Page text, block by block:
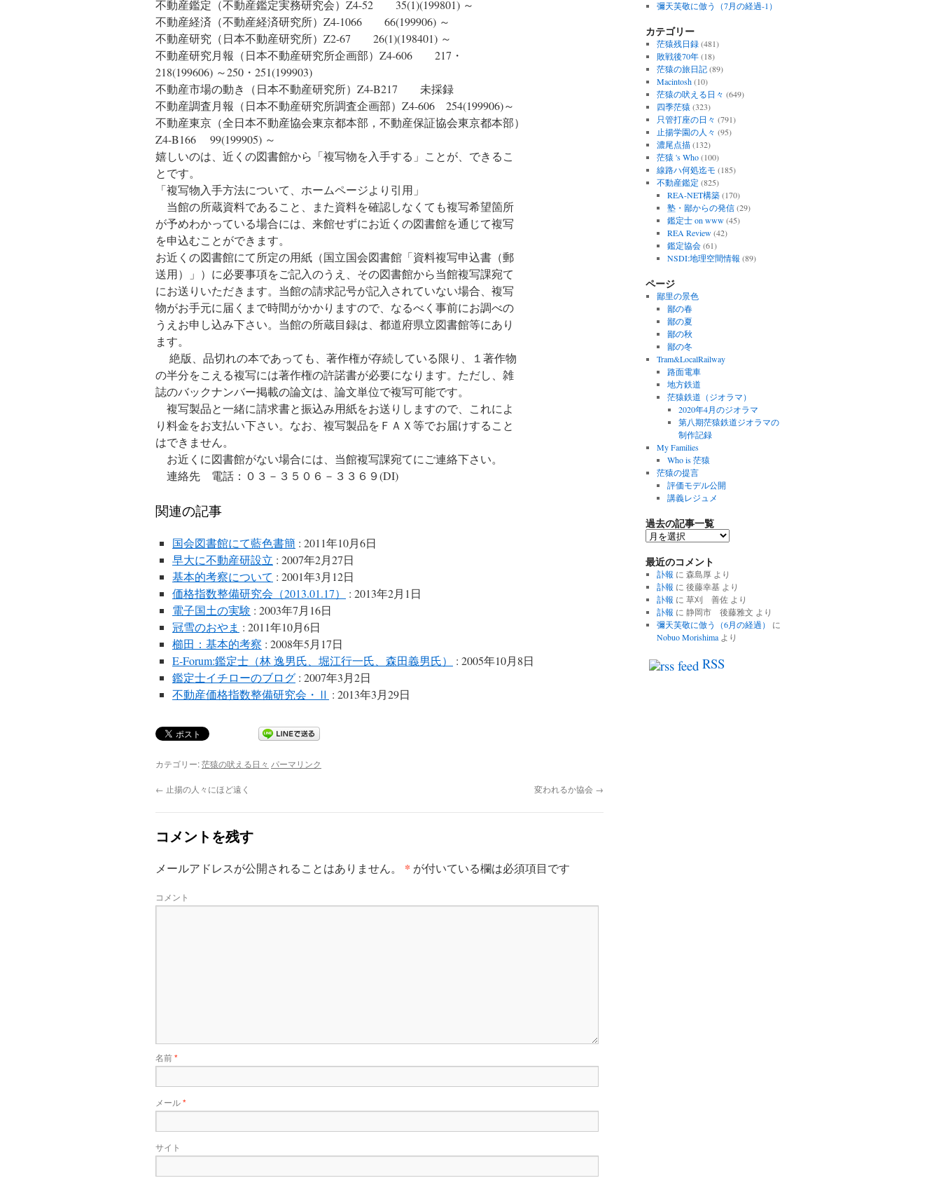
不動産鑑定（不動産鑑定実務研究会）Z4-52 35(1)(199801) ～
不動産経済（不動産経済研究所）Z4-1066 66(199906) ～
不動産研究（日本不動産研究所）Z2-67 26(1)(198401) ～
不動産研究月報（日本不動産研究所企画部）Z4-606 217・
218(199606) ～250・251(199903)
不動産市場の動き（日本不動産研究所）Z4-B217 未採録
不動産調査月報（日本不動産研究所調査企画部）Z4-606 254(199906)～
不動産東京（全日本不動産協会東京都本部，不動産保証協会東京都本部）
Z4-B166 99(199905) ～
嬉しいのは、近くの図書館から「複写物を入手する」ことが、できるこ
とです。
「複写物入手方法について、ホームページより引用」
当館の所蔵資料であること、また資料を確認しなくても複写希望箇所
が予めわかっている場合には、来館せずにお近くの図書館を通じて複写
を申込むことができます。
お近くの図書館にて所定の用紙（国立国会図書館「資料複写申込書（郵
送用）」）に必要事項をご記入のうえ、その図書館から当館複写課宛て
にお送りいただきます。当館の請求記号が記入されていない場合、複写
物がお手元に届くまで時間がかかりますので、なるべく事前にお調べの
うえお申し込み下さい。当館の所蔵目録は、都道府県立図書館等にあり
ます。
絶版、品切れの本であっても、著作権が存続している限り、１著作物
の半分をこえる複写には著作権の許諾書が必要になります。ただし、雑
誌のバックナンバー掲載の論文は、論文単位で複写可能です。
複写製品と一緒に請求書と振込み用紙をお送りしますので、これによ
り料金をお支払い下さい。なお、複写製品をＦＡＸ等でお届けすること
はできません。
お近くに図書館がない場合には、当館複写課宛てにご連絡下さい。
連絡先 電話：０３－３５０６－３３６９(DI)
関連の記事
国会図書館にて藍色書簡 : 2011年10月6日
早大に不動産研設立 : 2007年2月27日
基本的考察について : 2001年3月12日
価格指数整備研究会（2013.01.17）
: 2013年2月1日
電子国土の実験 : 2003年7月16日
冠雪のおやま : 2011年10月6日
櫛田：基本的考察 : 2008年5月17日
E-Forum:鑑定士（林 逸男氏、堀江行一氏、森田義男氏）
: 2005年10月8日
鑑定士イチローのブログ : 2007年3月2日
不動産価格指数整備研究会・Ⅱ : 2013年3月29日
カテゴリー:茫猿の吠える日々 パーマリンク
← 止揚の人々にほど遠く 変われるか協会 →
コメントを残す
メールアドレスが公開されることはありません。 * が付いている欄は必須項目です
コメント
名前*
メール*
サイト
彌天芙敬に倣う（7月の経過-1）
カテゴリー
茫猿残日録(481)
敗戦後70年(18)
茫猿の旅日記(89)
Macintosh(10)
茫猿の吠える日々 (649)
四季茫猿 (323)
只管打座の日々 (791)
止揚学園の人々 (95)
濃尾点描(132)
茫猿 's Who(100)
線路ハ何処迄モ (185)
不動産鑑定 (825)
REA-NET構築(170)
塾・鄙からの発信(29)
鑑定士 on www(45)
REA Review(42)
鑑定協会(61)
NSDI:地理空間情報 (89)
ページ
鄙里の景色
鄙の春
鄙の夏
鄙の秋
鄙の冬
Tram&LocalRailway
路面電車
地方鉄道
茫猿鉄道（ジオラマ）
2020年4月のジオラマ
第八期茫猿鉄道ジオラマの
制作記録
My Families
Who is 茫猿
茫猿の提言
評価モデル公開
講義レジュメ
過去の記事一覧
過
の
記
事
一
覧
最近のコメント
訃報 に 森島厚より
訃報 に 後藤幸基 より
訃報 に 草刈 善佐より
訃報 に 静岡市 後藤雅文 より
彌天芙敬に倣う（6月の経過）
に
Nobuo Morishimaより
RSS